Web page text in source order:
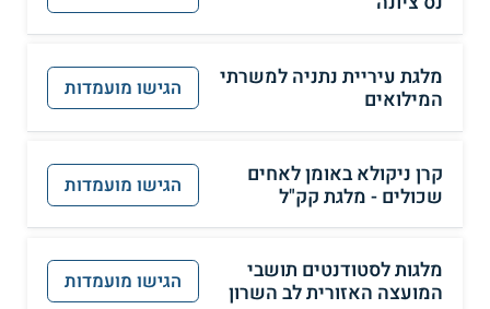
מלגת עיריית נתניה למשרתי
המילואים
הגישו מועמדות
קרן ניקולא באומן לאחים
שכולים - מלגת קק"ל
הגישו מועמדות
מלגות לסטודנטים תושבי
המועצה האזורית לב השרון
הגישו מועמדות